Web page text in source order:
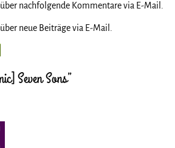
nachfolgende Kommentare via E-Mail.
neue Beiträge via E-Mail.
Seven Sons”